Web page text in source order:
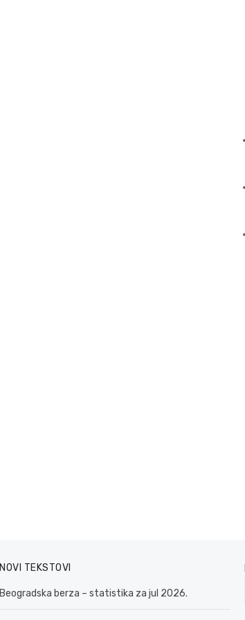
NOVI TEKSTOVI
Beogradska berza – statistika za jul 2026.